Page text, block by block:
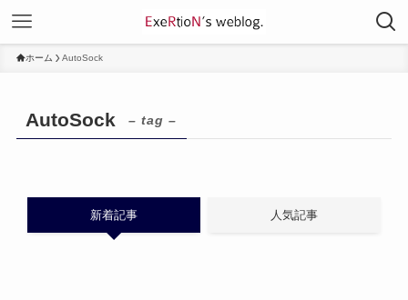
ホーム AutoSock
AutoSock – tag –
新着記事 人気記事